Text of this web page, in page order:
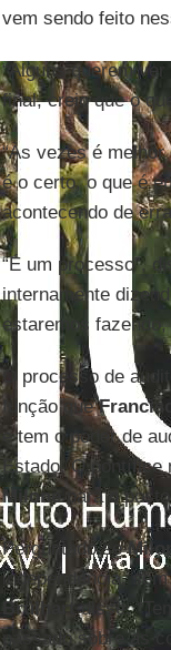
vem sendo feito
“Alguns querem
final, creio que o
“Às vezes é
é o certo, o que é
acontecendo de
“É um processo”,
internamente
estaremos
O processo de
função que
e tem o poder de
Estado. O pontífice
Milonepara o
Perguntado se
independência,
Brülhartdisse:
passado sobre as